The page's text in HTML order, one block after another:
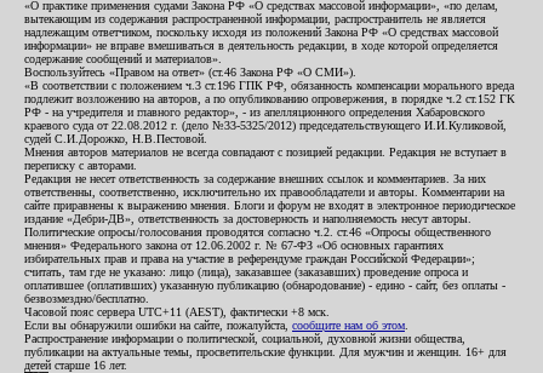
«О практике применения судами Закона РФ «О средствах массовой информации», «по делам,
вытекающим из содержания распространенной информации, распространитель не является
надлежащим ответчиком, поскольку исходя из положений Закона РФ «О средствах массовой
информации» не вправе вмешиваться в деятельность редакции, в ходе которой определяется
содержание сообщений и материалов».
Воспользуйтесь «Правом на ответ» (ст.46 Закона РФ «О СМИ»).
«В соответствии с положением ч.3 ст.196 ГПК РФ, обязанность компенсации морального вреда
подлежит возложению на авторов, а по опубликованию опровержения, в порядке ч.2 ст.152 ГК
РФ - на учредителя и главного редактор», - из апелляционного определения Хабаровского
краевого суда от 22.08.2012 г. (дело №33-5325/2012) председательствующего И.И.Куликовой,
судей С.И.Дорожко, Н.В.Пестовой.
Мнения авторов материалов не всегда совпадают с позицией редакции. Редакция не вступает в
переписку с авторами.
Редакция не несет ответственность за содержание внешних ссылок и комментариев. За них
ответственны, соответственно, исключительно их правообладатели и авторы. Комментарии на
сайте приравнены к выражению мнения. Блоги и форум не входят в электронное периодическое
издание «Дебри-ДВ», ответственность за достоверность и наполняемость несут авторы.
Политические опросы/голосования проводятся согласно ч.2. ст.46 «Опросы общественного
мнения» Федерального закона от 12.06.2002 г. № 67-ФЗ «Об основных гарантиях
избирательных прав и права на участие в референдуме граждан Российской Федерации»;
считать, там где не указано: лицо (лица), заказавшее (заказавших) проведение опроса и
оплатившее (оплативших) указанную публикацию (обнародование) - едино - сайт, без оплаты -
безвозмездно/бесплатно.
Часовой пояс сервера UTC+11 (AEST), фактически +8 мск.
Если вы обнаружили ошибки на сайте, пожалуйста, сообщите нам об этом
Распространение информации о политической, социальной, духовной жизни общества,
публикации на актуальные темы, просветительские функции. Для мужчин и женщин. 16+ для
детей старше 16 лет.